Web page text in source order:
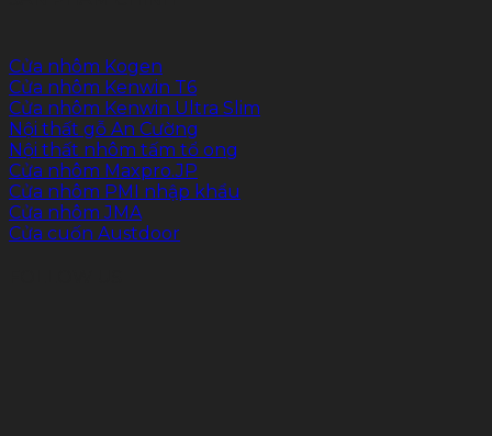
Cửa nhôm Kogen
Cửa nhôm Kenwin T6
Cửa nhôm Kenwin Ultra Slim
Nội thất gỗ An Cường
Nội thất nhôm tấm tổ ong
Cửa nhôm Maxpro.JP
Cửa nhôm PMI nhập khẩu
Cửa nhôm JMA
Cửa cuốn Austdoor